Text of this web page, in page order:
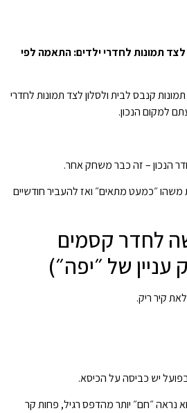
לצד תמונות לחדרי ילדים: התאמה לפי
קנבס לבית ולסלון לצד תמונות לחדרי
למקום הנכון.
הנכון – זה כבר משחק אחר.
משהו ״כמעט מתאים״ ואז להעביר חודשיים
לחדר קסמים
של ״יפה״)
קיר ריק.
יש כביסה על הכיסא.
נראה ״חם״ יותר מהדפס רגיל, פחות קר